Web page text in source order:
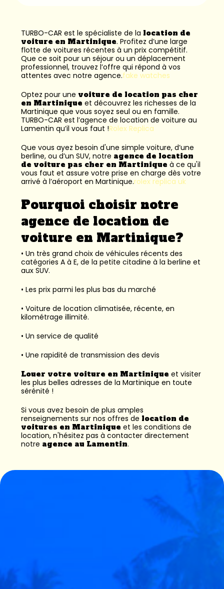
TURBO-CAR est le spécialiste de la location de
voiture en Martinique. Profitez d’une large
flotte de voitures récentes à un prix compétitif.
Que ce soit pour un séjour ou un déplacement
professionnel, trouvez l’offre qui répond à vos
attentes avec notre agence.fake watches
Optez pour une voiture de location pas cher
en Martinique et découvrez les richesses de la
Martinique que vous soyez seul ou en famille.
TURBO-CAR est l’agence de location de voiture au
Lamentin qu’il vous faut !Rolex Replica
Que vous ayez besoin d'une simple voiture, d’une
berline, ou d’un SUV, notre agence de location
de voiture pas cher en Martinique à ce qu'il
vous faut et assure votre prise en charge dès votre
arrivé à l’aéroport en Martinique.rolex replica uk
Pourquoi choisir notre
agence de location de
voiture en Martinique?
• Un très grand choix de véhicules récents des
catégories A à E, de la petite citadine à la berline et
aux SUV.
• Les prix parmi les plus bas du marché
• Voiture de location climatisée, récente, en
kilométrage illimité.
• Un service de qualité
• Une rapidité de transmission des devis
Louer votre voiture en Martinique et visiter
les plus belles adresses de la Martinique en toute
sérénité !
Si vous avez besoin de plus amples
renseignements sur nos offres de location de
voitures en Martinique et les conditions de
location, n'hésitez pas à contacter directement
notre agence au Lamentin.